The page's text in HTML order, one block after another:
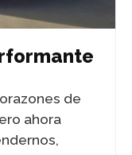
de
ahora